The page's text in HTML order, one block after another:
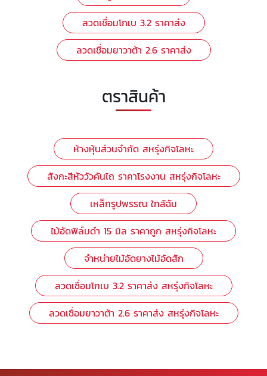
ลวดเชื่อมโกเบ 3.2 ราคาส่ง
ลวดเชื่อมยาวาต้า 2.6 ราคาส่ง
ตราสินค้า
ห้างหุ้นส่วนจำกัด สหรุ่งกิจโลหะ
สังกะสีหัววัวคันไถ ราคาโรงงาน สหรุ่งกิจโลหะ
เหล็กรูปพรรณ ใกล้ฉัน
ไม้อัดฟิล์มดํา 15 มิล ราคาถูก สหรุ่งกิจโลหะ
จำหน่ายไม้อัดยางไม้อัดสัก
ลวดเชื่อมโกเบ 3.2 ราคาส่ง สหรุ่งกิจโลหะ
ลวดเชื่อมยาวาต้า 2.6 ราคาส่ง สหรุ่งกิจโลหะ